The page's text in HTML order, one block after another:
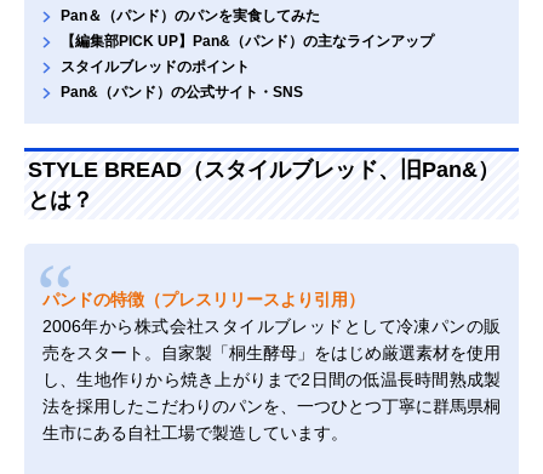
Pan＆（パンド）のパンを実食してみた
【編集部PICK UP】Pan&（パンド）の主なラインアップ
スタイルブレッドのポイント
Pan&（パンド）の公式サイト・SNS
STYLE BREAD（スタイルブレッド、旧Pan&）
とは？
パンドの特徴（プレスリリースより引用）
2006年から株式会社スタイルブレッドとして冷凍パンの販
売をスタート。自家製「桐生酵母」をはじめ厳選素材を使用
し、生地作りから焼き上がりまで2日間の低温長時間熟成製
法を採用したこだわりのパンを、一つひとつ丁寧に群馬県桐
生市にある自社工場で製造しています。